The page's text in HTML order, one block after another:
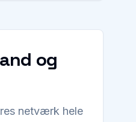
og
netværk hele